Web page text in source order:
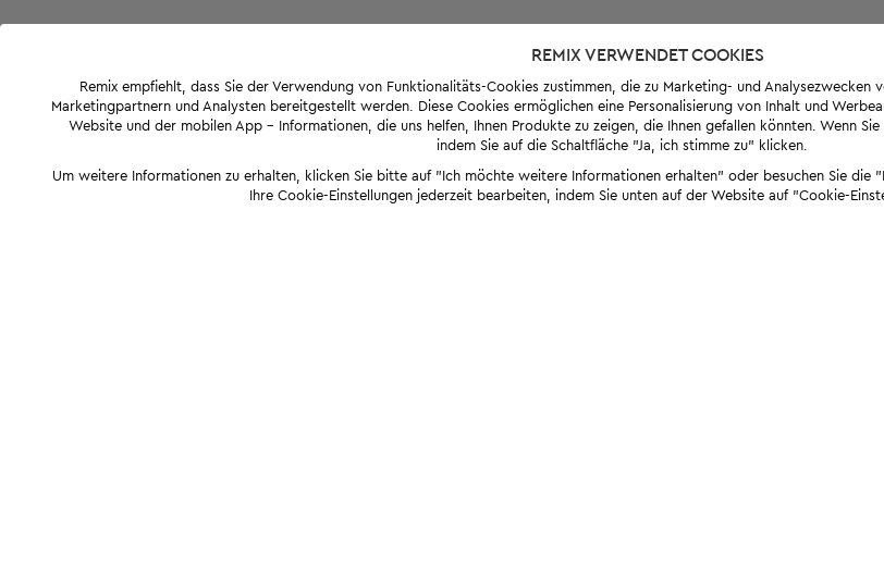
REMIX VERWENDET COOKIES
Remix empfiehlt, dass Sie der Verwendung von Funktionalitäts-Cookies zustimmen, die zu Marketing- und Analysezwecken
Marketingpartnern und Analysten bereitgestellt werden. Diese Cookies ermöglichen eine Personalisierung von Inhalt und
Website und der mobilen App - Informationen, die uns helfen, Ihnen Produkte zu zeigen, die Ihnen gefallen könnten. Wenn
indem Sie auf die Schaltfläche "Ja, ich stimme zu" klicken.
Um weitere Informationen zu erhalten, klicken Sie bitte auf "Ich möchte weitere Informationen erhalten" oder besuchen Sie die
Ihre Cookie-Einstellungen jederzeit bearbeiten, indem Sie unten auf der Website auf "Cookie-